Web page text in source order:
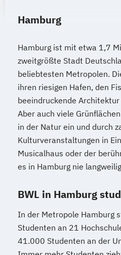
Hamburg
Hamburg ist mit etwa 1,7
zweitgrößte Stadt
beliebtesten Metropolen.
ihren riesigen Hafen, den
beeindruckende
Aber auch viele
in der Natur ein und durch
Kulturveranstaltungen in
Musicalhaus oder der
es in Hamburg nie
BWL in Hamburg
In der Metropole Hamburg
Studenten an 21
41.000 Studenten an der